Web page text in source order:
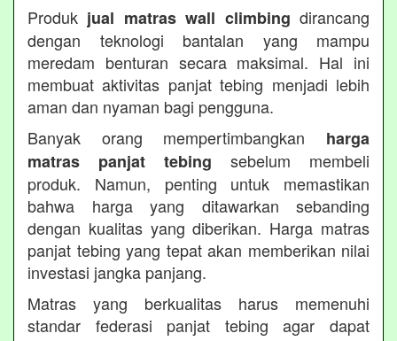
Produk jual matras wall climbing dirancang
dengan teknologi bantalan yang mampu
meredam benturan secara maksimal. Hal ini
membuat aktivitas panjat tebing menjadi lebih
aman dan nyaman bagi pengguna.
Banyak orang mempertimbangkan harga
matras panjat tebing sebelum membeli
produk. Namun, penting untuk memastikan
bahwa harga yang ditawarkan sebanding
dengan kualitas yang diberikan. Harga matras
panjat tebing yang tepat akan memberikan nilai
investasi jangka panjang.
Matras yang berkualitas harus memenuhi
standar federasi panjat tebing agar dapat